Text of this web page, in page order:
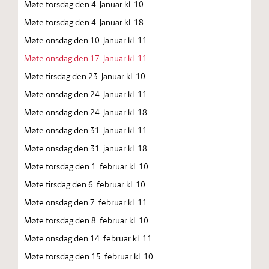
Møte torsdag den 4. januar kl. 10.
Møte torsdag den 4. januar kl. 18.
Møte onsdag den 10. januar kl. 11.
Møte onsdag den 17. januar kl. 11
Møte tirsdag den 23. januar kl. 10
Møte onsdag den 24. januar kl. 11
Møte onsdag den 24. januar kl. 18
Møte onsdag den 31. januar kl. 11
Møte onsdag den 31. januar kl. 18
Møte torsdag den 1. februar kl. 10
Møte tirsdag den 6. februar kl. 10
Møte onsdag den 7. februar kl. 11
Møte torsdag den 8. februar kl. 10
Møte onsdag den 14. februar kl. 11
Møte torsdag den 15. februar kl. 10